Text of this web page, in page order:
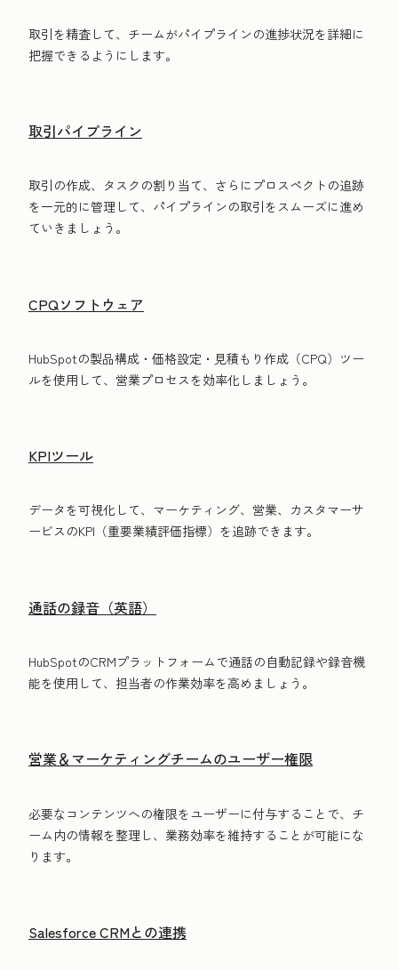
取引を精査して、チームがパイプラインの進捗状況を詳細に
把握できるようにします。
取引パイプライン
取引の作成、タスクの割り当て、さらにプロスペクトの追跡
を一元的に管理して、パイプラインの取引をスムーズに進め
ていきましょう。
CPQソフトウェア
HubSpotの製品構成・価格設定・見積もり作成（CPQ）ツー
ルを使用して、営業プロセスを効率化しましょう。
KPIツール
データを可視化して、マーケティング、営業、カスタマーサ
ービスのKPI（重要業績評価指標）を追跡できます。
通話の録音（英語）
HubSpotのCRMプラットフォームで通話の自動記録や録音機
能を使用して、担当者の作業効率を高めましょう。
営業＆マーケティングチームのユーザー権限
必要なコンテンツへの権限をユーザーに付与することで、チ
ーム内の情報を整理し、業務効率を維持することが可能にな
ります。
Salesforce CRMとの連携